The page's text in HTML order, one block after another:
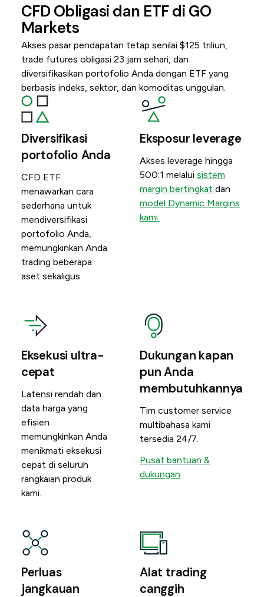
CFD Obligasi dan ETF di GO
Markets
Akses pasar pendapatan tetap senilai $125 triliun,
trade futures obligasi 23 jam sehari, dan
diversifikasikan portofolio Anda dengan ETF yang
berbasis indeks, sektor, dan komoditas unggulan.
Diversifikasi
portofolio Anda
CFD ETF
menawarkan cara
sederhana untuk
mendiversifikasi
portofolio Anda,
memungkinkan Anda
trading beberapa
aset sekaligus.
Eksposur leverage
Akses leverage hingga
500:1 melalui sistem
margin bertingkat dan
model Dynamic Margins
kami.
Eksekusi ultra-
cepat
Latensi rendah dan
data harga yang
efisien
memungkinkan Anda
menikmati eksekusi
cepat di seluruh
rangkaian produk
kami.
Dukungan kapan
pun Anda
membutuhkannya
Tim customer service
multibahasa kami
tersedia 24/7.
Pusat bantuan &
dukungan
Perluas
jangkauan
Alat trading
canggih